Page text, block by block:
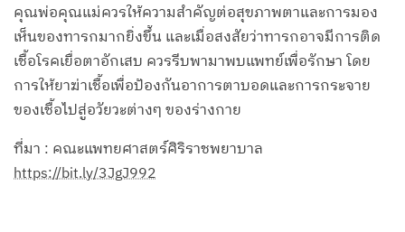
คุณพ่อคุณแม่ควรให้ความสำคัญต่อสุขภาพตาและการมอง
เห็นของทารกมากยิ่งขึ้น และเมื่อสงสัยว่าทารกอาจมีการติด
เชื้อโรคเยื่อตาอักเสบ ควรรีบพามาพบแพทย์เพื่อรักษา โดย
การให้ยาฆ่าเชื้อเพื่อป้องกันอาการตาบอดและการกระจาย
ของเชื้อไปสู่อวัยวะต่างๆ ของร่างกาย
ที่มา : คณะแพทยศาสตร์ศิริราชพยาบาล
https://bit.ly/3JgJ992